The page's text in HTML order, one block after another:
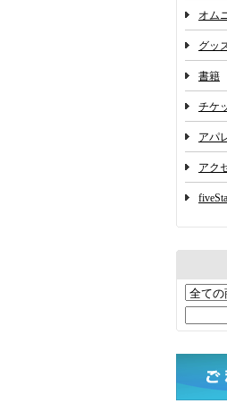
オム
グッ
書籍
チケ
アパ
アク